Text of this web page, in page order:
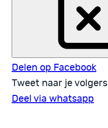
Delen op Facebook
Tweet naar je volgers
Deel via whatsapp